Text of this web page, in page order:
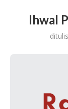
Ihwal